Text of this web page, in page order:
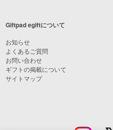
Giftpad egiftについて
お知らせ
よくあるご質問
お問い合わせ
ギフトの掲載について
サイトマップ